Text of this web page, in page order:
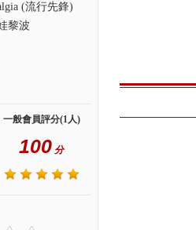
(流行先鋒)
黎波
一般會員評分(1人)
100 分